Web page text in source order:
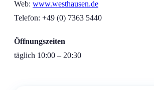
Web: www.westhausen.de
Telefon: +49 (0) 7363 5440
Öffnungszeiten
täglich 10:00 – 20:30